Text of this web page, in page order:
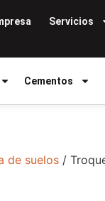
Servicios
Cementos
de suelos /